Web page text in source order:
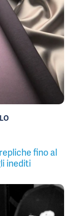
fino al
inediti